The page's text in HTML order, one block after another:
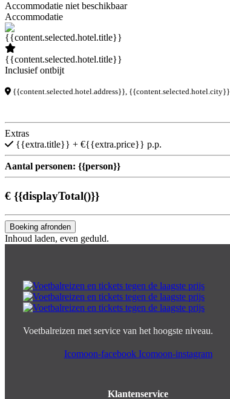
Accommodatie niet beschikbaar
Accommodatie
{{content.selected.hotel.title}}
Inclusief ontbijt
{{content.selected.hotel.address}}, {{content.selected.hotel.city}}
Extras
{{extra.title}} + €{{extra.price}} p.p.
Aantal personen: {{person}}
€ {{displayTotal()}}
Boeking afronden
Inhoud laden, even geduld.
Voetbalreizen met service van het hoogste niveau.
Icomoon-facebook Icomoon-instagram
Klantenservice